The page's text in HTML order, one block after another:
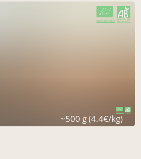
~500 g (4.4€/kg)
CERTIFIÉ PAR FR-BIO-10
AGRICULTURE FRANCE